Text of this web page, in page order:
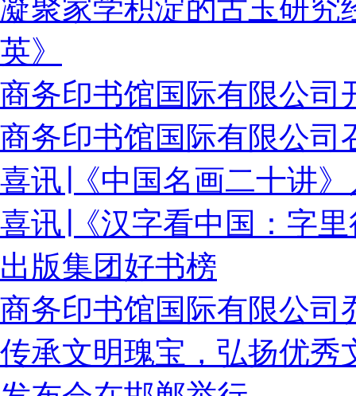
凝聚家学积淀的古玉研
英》
商务印书馆国际有限公司
商务印书馆国际有限公司
喜讯∣《中国名画二十讲
喜讯∣《汉字看中国：字
出版集团好书榜
商务印书馆国际有限公司
传承文明瑰宝，弘扬优